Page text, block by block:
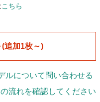
こちら
追加1枚～)
ルについて問い合わせる
流れを確認してください